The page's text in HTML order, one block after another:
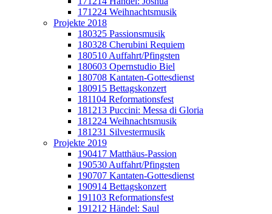
171224 Weihnachtsmusik
Projekte 2018
180325 Passionsmusik
180328 Cherubini Requiem
180510 Auffahrt/Pfingsten
180603 Opernstudio Biel
180708 Kantaten-Gottesdienst
180915 Bettagskonzert
181104 Reformationsfest
181213 Puccini: Messa di Gloria
181224 Weihnachtsmusik
181231 Silvestermusik
Projekte 2019
190417 Matthäus-Passion
190530 Auffahrt/Pfingsten
190707 Kantaten-Gottesdienst
190914 Bettagskonzert
191103 Reformationsfest
191212 Händel: Saul